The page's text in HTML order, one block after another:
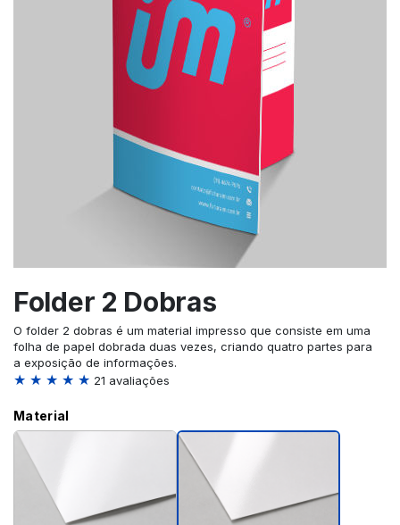
Folder 2 Dobras
O folder 2 dobras é um material impresso que consiste em uma
folha de papel dobrada duas vezes, criando quatro partes para
a exposição de informações.
★ ★ ★ ★ ★ 21 avaliações
Material